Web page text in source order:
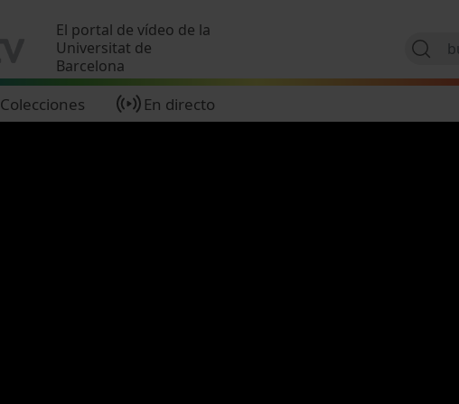
El portal de vídeo de la
Universitat de
Barcelona
Colecciones En directo